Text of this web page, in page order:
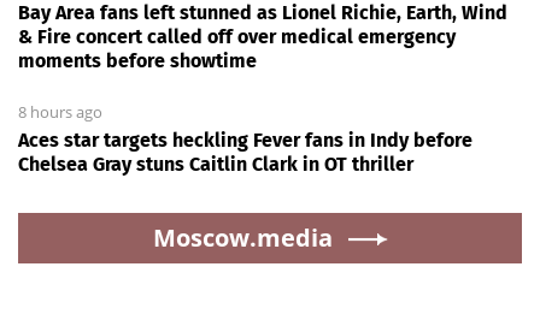
Bay Area fans left stunned as Lionel Richie, Earth, Wind
& Fire concert called off over medical emergency
moments before showtime
8 hours ago
Aces star targets heckling Fever fans in Indy before
Chelsea Gray stuns Caitlin Clark in OT thriller
Moscow.media